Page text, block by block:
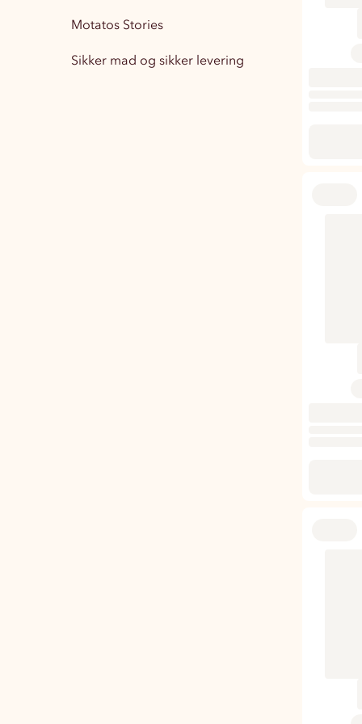
Boligindretning
Træningstøj Herre
Motatos Stories
Sikker mad og sikker levering